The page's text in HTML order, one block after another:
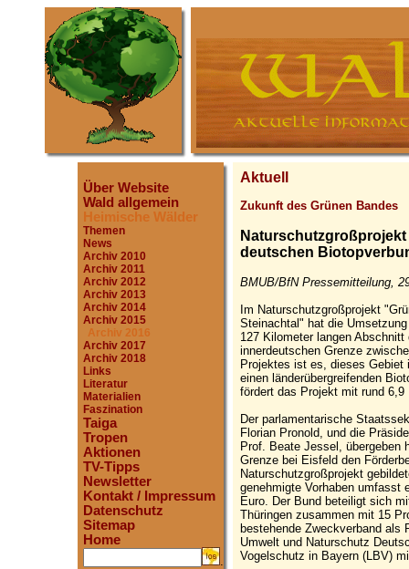
Über Website
Wald allgemein
Heimische Wälder
Themen
News
Archiv 2010
Archiv 2011
Archiv 2012
Archiv 2013
Archiv 2014
Archiv 2015
Archiv 2016
Archiv 2017
Archiv 2018
Links
Literatur
Materialien
Faszination
Taiga
Tropen
Aktionen
TV-Tipps
Newsletter
Kontakt / Impressum
Datenschutz
Sitemap
Home
.
Aktuell
Zukunft des Grünen Bandes
deutschen
BMUB/BfN Pressemitteilung,
Im Naturschutzgroßprojekt
Steinachtal" hat die
127 Kilometer langen
innerdeutschen Grenze
Projektes ist es, dieses Gebiet
einen länderübergreifenden
fördert das Projekt mit rund 6,9
Der parlamentarische
Florian Pronold, und die
Prof. Beate Jessel, übergeben
Grenze bei Eisfeld den
Naturschutzgroßprojekt
genehmigte Vorhaben umfasst
Euro. Der Bund beteiligt sich
Thüringen zusammen mit 15
bestehende Zweckverband als
Umwelt und Naturschutz
Vogelschutz in Bayern (LBV)